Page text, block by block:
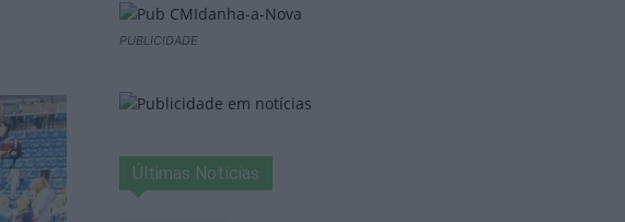
PUBLICIDADE
Últimas Notícias